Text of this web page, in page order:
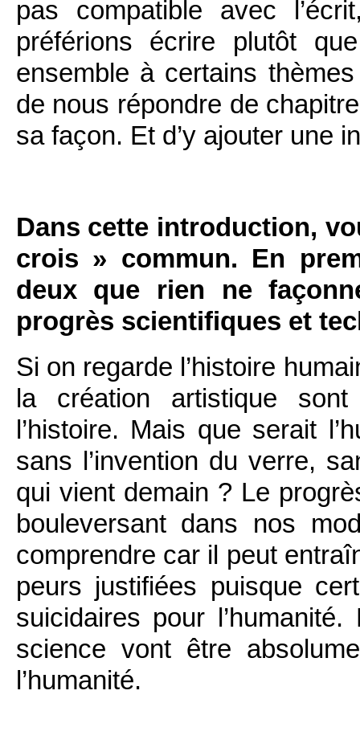
pas compatible avec
préférions écrire plutôt
ensemble à certains
de nous répondre de
sa façon. Et d’y ajouter une
Dans cette introduction,
crois » commun. En
deux que rien ne
progrès scientifiques et
Si on regarde l’histoire
la création artistique
l’histoire. Mais que serait
sans l’invention du verre,
qui vient demain ? Le
bouleversant dans nos
comprendre car il peut
peurs justifiées puisque
suicidaires pour
science vont être
l’humanité.